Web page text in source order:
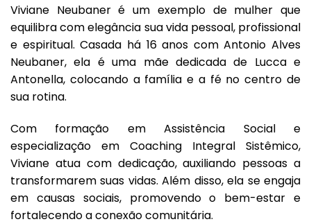
Viviane Neubaner é um exemplo de mulher que
equilibra com elegância sua vida pessoal, profissional
e espiritual. Casada há 16 anos com Antonio Alves
Neubaner, ela é uma mãe dedicada de Lucca e
Antonella, colocando a família e a fé no centro de
sua rotina.
Com formação em Assistência Social e
especialização em Coaching Integral Sistêmico,
Viviane atua com dedicação, auxiliando pessoas a
transformarem suas vidas. Além disso, ela se engaja
em causas sociais, promovendo o bem-estar e
fortalecendo a conexão comunitária.